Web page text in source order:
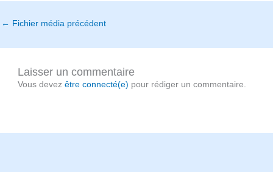
← Fichier média précédent
Laisser un commentaire
Vous devezêtre connecté(e) pour rédiger un commentaire.